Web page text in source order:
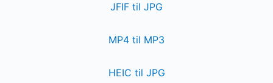
JFIF til JPG
MP4 til MP3
HEIC til JPG